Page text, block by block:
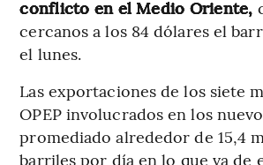
conflicto en el Medio Oriente,
cercanos a los 84 dólares el
el lunes.
Las exportaciones de los siete
OPEP involucrados en los
promediado alrededor de 15,4
barriles por día en lo que va de